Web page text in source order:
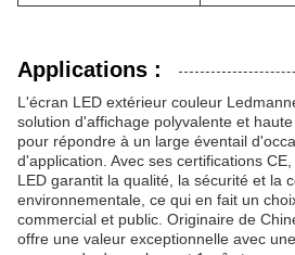
Applications :
L'écran LED extérieur couleur
solution d'affichage polyvalente et
pour répondre à un large éventail
d'application. Avec ses certifications
LED garantit la qualité, la sécurité et la
environnementale, ce qui en fait un
commercial et public. Originaire de
offre une valeur exceptionnelle avec